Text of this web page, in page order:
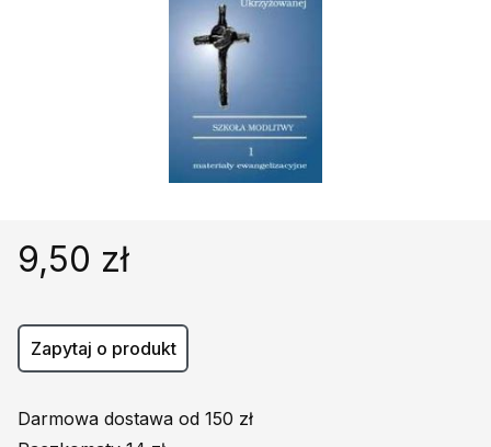
Książki obcojęzyczne
Poradniki, leksykony...
Podręczniki szkolne
Promocja
9,50 zł
Zapytaj o produkt
Darmowa dostawa od 150 zł